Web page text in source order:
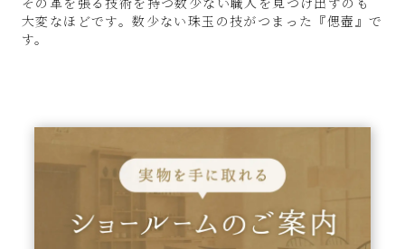
大変なほどです。数少ない珠玉の技がつまった『偲壺』で
す。